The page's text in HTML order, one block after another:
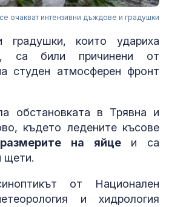
очакват интензивни дъждове и градушки
градушки, които удариха
са били причинени от
студен атмосферен фронт
обстановката в Трявна и
където ледените късове
размерите на яйцеи са
щети.
от Национален
и хидрология